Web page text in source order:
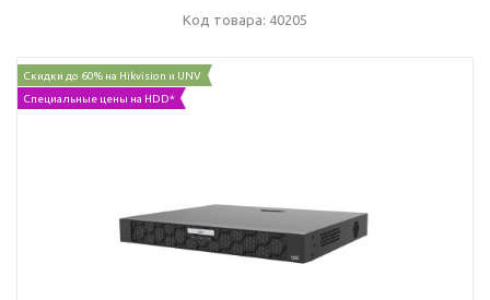
Код товара: 40205
Скидки до 60% на Hikvision и UNV
Специальные цены на HDD*